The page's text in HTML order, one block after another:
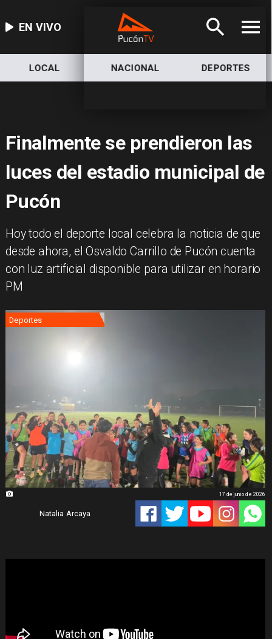
EN VIVO
NACIONAL DEPORTES ECONOMÍA
Finalmente se prendieron las
luces del estadio municipal de
Pucón
Hoy todo el deporte local celebra la noticia de que
desde ahora, el Osvaldo Carrillo de Pucón cuenta
con luz artificial disponible para utilizar en horario
PM
Deportes
Natalia Arcaya
17 de junio de 2026